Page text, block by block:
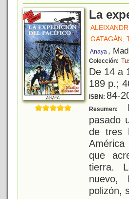
La
GATAGÁN,
Anaya ,
Colección:
De 14 a
189 p.;
ISBN: 84-
Resumen:
pasado
de tres
que
tierra.
nuevo,
polizón,